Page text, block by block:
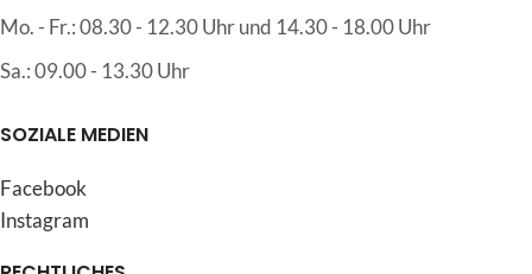
Mo. - Fr.: 08.30 - 12.30 Uhr und 14.30 - 18.00 Uhr
Sa.: 09.00 - 13.30 Uhr
SOZIALE MEDIEN
Facebook
Instagram